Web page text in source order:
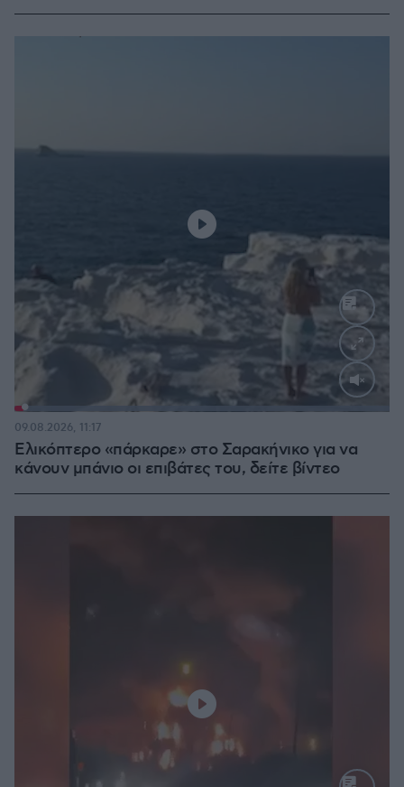
Loaded:
Ελικόπτερο «πάρκαρε» στο Σαρακήνικο για να
κάνουν μπάνιο οι επιβάτες του, δείτε βίντεο
09.08.2026, 11:17